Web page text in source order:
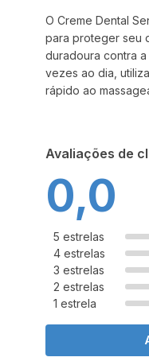
O Creme Dental
para proteger seu
duradoura contra
vezes ao dia,
rápido ao
Avaliações de
0,0
5 estrelas
4 estrelas
3 estrelas
2 estrelas
1 estrela